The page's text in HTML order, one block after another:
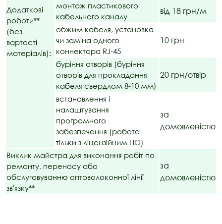
Додаткові
роботи**
(без
вартості
матеріалів):
монтаж пластикового
кабельного каналу
від 18 грн/м
обжим кабеля, установка
чи заміна одного
коннектора RJ-45
10 грн
буріння отворів (буріння
отворів для прокладання
кабеля свердлом 8-10 мм)
20 грн/отвір
встановлення і
налаштування
програмного
забезпечення (робота
тільки з ліцензійним ПО)
за
домовленістю
Виклик майстра для виконання робіт по
ремонту, переносу або
обслуговуванню оптоволоконної лінії
зв'язку**
за
домовленістю